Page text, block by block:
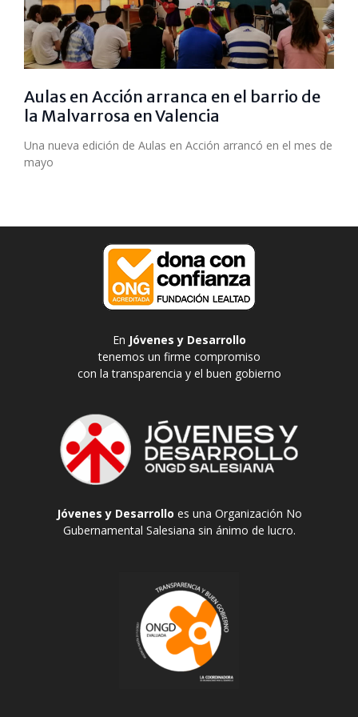
Aulas en Acción arranca en el barrio de
la Malvarrosa en Valencia
Una nueva edición de Aulas en Acción arrancó en el mes de
mayo
En Jóvenes y Desarrollo
tenemos un firme compromiso
con la transparencia y el buen gobierno
Jóvenes y Desarrollo es una Organización No
Gubernamental Salesiana sin ánimo de lucro.